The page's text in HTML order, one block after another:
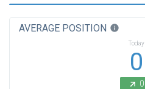
AVERAGE POSITION info
Today
0
0